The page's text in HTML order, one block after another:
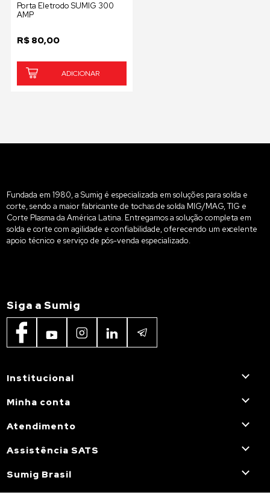
Porta Eletrodo SUMIG 300
AMP
R$ 80,00
ADICIONAR
Fundada em 1980, a Sumig é especializada em soluções para solda e
corte, sendo a maior fabricante de tochas de solda MIG/MAG, TIG e
Corte Plasma da América Latina. Entregamos a solução completa em
solda e corte com agilidade e confiabilidade, oferecendo um excelente
apoio técnico e serviço de pós-venda especializado.
Siga a Sumig
Institucional
Minha conta
Atendimento
Assistência SATS
Sumig Brasil